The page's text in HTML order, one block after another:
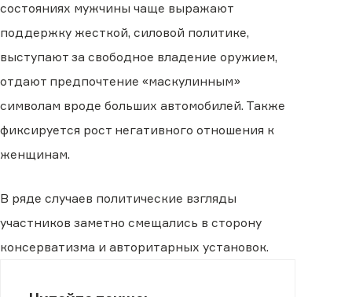
состояниях мужчины чаще выражают
поддержку жесткой, силовой политике,
выступают за свободное владение оружием,
отдают предпочтение «маскулинным»
символам вроде больших автомобилей. Также
фиксируется рост негативного отношения к
женщинам.
В ряде случаев политические взгляды
участников заметно смещались в сторону
консерватизма и авторитарных установок.